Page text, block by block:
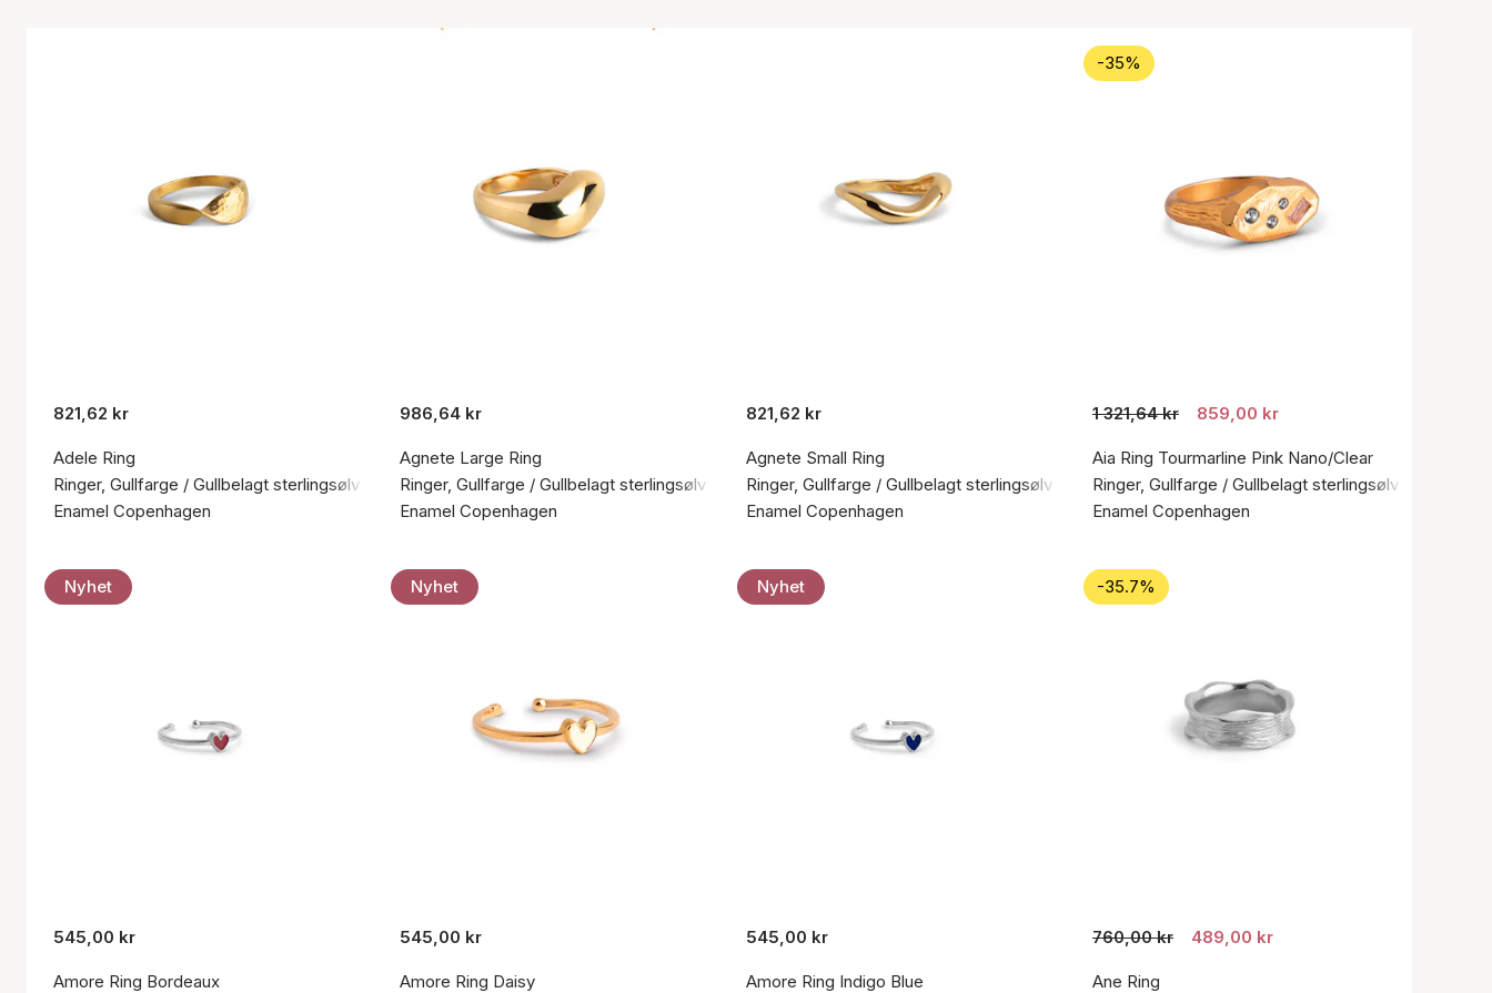
821,62 kr
Adele Ring
Ringer, Gullfarge / Gullbelagt sterlingsølv 925
Enamel Copenhagen
986,64 kr
Agnete Large Ring
Ringer, Gullfarge / Gullbelagt sterlingsølv 925
Enamel Copenhagen
821,62 kr
Agnete Small Ring
Ringer, Gullfarge / Gullbelagt sterlingsølv 925
Enamel Copenhagen
-35%
1 321,64 kr 859,00 kr
Aia Ring Tourmarline Pink Nano/Clear
Ringer, Gullfarge / Gullbelagt sterlingsølv 925
Enamel Copenhagen
Nyhet
545,00 kr
Amore Ring Bordeaux
Nyhet
545,00 kr
Amore Ring Daisy
Nyhet
545,00 kr
Amore Ring Indigo Blue
-35.7%
760,00 kr 489,00 kr
Ane Ring